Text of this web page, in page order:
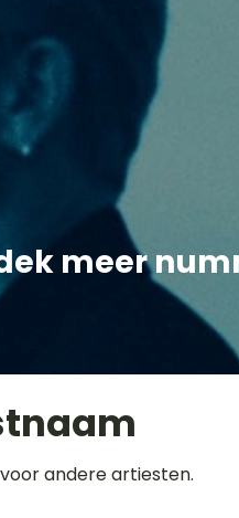
meer
andere artiesten.